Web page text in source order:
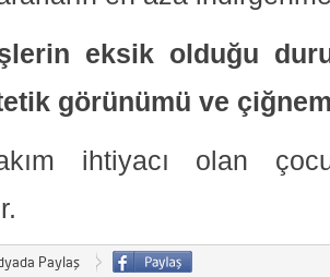
eksik olduğu
görünümü ve
ihtiyacı olan
Paylaş